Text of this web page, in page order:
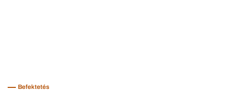
Befektetés